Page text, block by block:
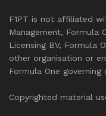
F1PT is not affiliated
Management, Formula
Licensing BV, Formula
other organisation or
Formula One
Copyrighted material